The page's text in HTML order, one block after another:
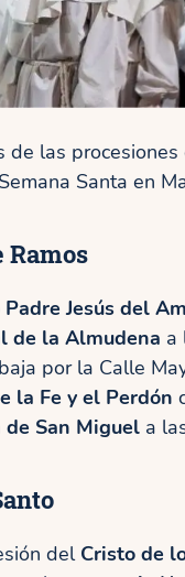
de las
Santa en
Ramos
Jesús del
de la Almudena a
por la Calle
la Fe y el Perdón
de San Miguel a
del Cristo de